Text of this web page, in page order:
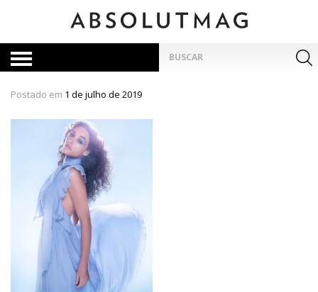
por:
Postado em 1 de julho de 2019